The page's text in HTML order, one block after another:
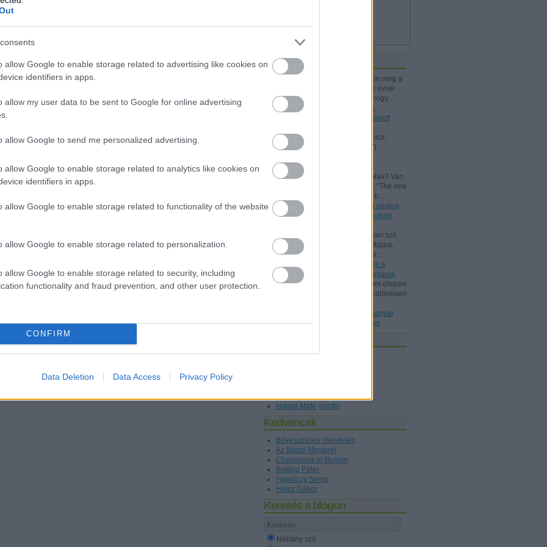
allow Google to enable storage related to advertising like cookies on
identifiers in apps.
allow my user data to be sent to Google for online advertising
allow Google to send me personalized advertising.
allow Google to enable storage related to analytics like cookies on
identifiers in apps.
allow Google to enable storage related to functionality of the website
allow Google to enable storage related to personalization.
allow Google to enable storage related to security, including
functionality and fraud prevention, and other user protection.
CONFIRM
Data Deletion Data Access Privacy Policy
Friss topikok
Nagymamámtól kaptam meg a
25 Kártyatrükköt, amit ő kb. 20 évvel
korábban vehetett. (Jó tudni, hogy...
2024.12.03. 18:24
A Rodolfo
bűvészdobozok - 110 éve született
Kelle Botond:
@Omcsesz: Köszi,
javítottam.
2024.06.18. 10:17)
Beszámoló a bűvész Európa-
bajnokságról - FISM 2024
aang:
@Kelle Botond: És, csalás? Van
tudományos magyarázat erre: "The one
he bent with me peering over h...
2021.07.25. 19:15
Uri Geller végleg
"megtért": bűvészkongresszusokon
Szerintem itt is arról van szó,
hogy egy ennyire kidolgozott figura,
brand esetén fontos, hogy már...
Rodolfo és a
Dunából kimentett kínai gyöngyárus
Shisho: Érdeklődéssel szoktam olvasni
a blogot, ez mint könyvtárost különösen
Az első magyar
nyelvű bűvészkönyv nyomában
Hajnal Máté (profil )
Kedvencek
Bűvészműsor Rendelés
Az Illúzió Mesterei
Champions of Illusion
Boldog Péter
Hajnóczy Soma
Holcz Gábor
Keresés a blogon
Néhány szó